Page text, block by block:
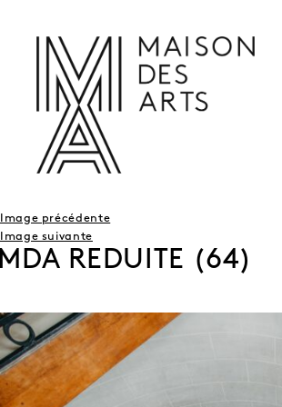
Image précédente
Image suivante
REDUITE (64)